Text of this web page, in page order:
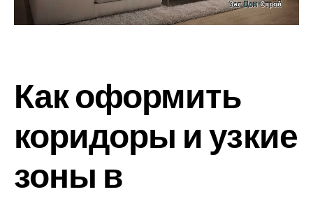
Как оформить
коридоры и узкие
зоны в